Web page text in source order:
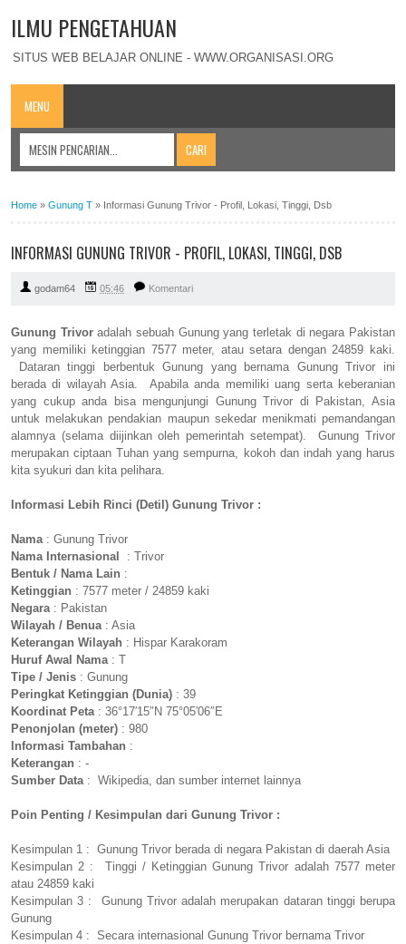
ILMU PENGETAHUAN
SITUS WEB BELAJAR ONLINE - WWW.ORGANISASI.ORG
MENU
Home » Gunung T » Informasi Gunung Trivor - Profil, Lokasi, Tinggi, Dsb
INFORMASI GUNUNG TRIVOR - PROFIL, LOKASI, TINGGI, DSB
godam64 05:46 Komentari
Gunung Trivoradalah sebuah Gunung yang terletak di negara Pakistan
yang memiliki ketinggian 7577 meter, atau setara dengan 24859 kaki.
Dataran tinggi berbentuk Gunung yang bernama Gunung Trivor ini
berada di wilayah Asia. Apabila anda memiliki uang serta keberanian
yang cukup anda bisa mengunjungi Gunung Trivor di Pakistan, Asia
untuk melakukan pendakian maupun sekedar menikmati pemandangan
alamnya (selama diijinkan oleh pemerintah setempat). Gunung Trivor
merupakan ciptaan Tuhan yang sempurna, kokoh dan indah yang harus
kita syukuri dan kita pelihara.
Informasi Lebih Rinci (Detil) Gunung Trivor :
Nama: Gunung Trivor
Nama Internasional
: Trivor
Bentuk / Nama Lain :
Ketinggian : 7577 meter / 24859 kaki
Negara: Pakistan
Wilayah / Benua: Asia
Keterangan Wilayah : Hispar Karakoram
Huruf Awal Nama: T
Tipe / Jenis : Gunung
Peringkat Ketinggian (Dunia) : 39
Koordinat Peta: 36°17′15″N 75°05′06″E
Penonjolan (meter) : 980
Informasi Tambahan :
Keterangan : -
Sumber Data: Wikipedia, dan sumber internet lainnya
Poin Penting / Kesimpulan dari Gunung Trivor :
Kesimpulan 1 : Gunung Trivor berada di negara Pakistan di daerah Asia
Kesimpulan 2 : Tinggi / Ketinggian Gunung Trivor adalah 7577 meter
atau 24859 kaki
Kesimpulan 3 : Gunung Trivor adalah merupakan dataran tinggi berupa
Gunung
Kesimpulan 4 : Secara internasional Gunung Trivor bernama Trivor